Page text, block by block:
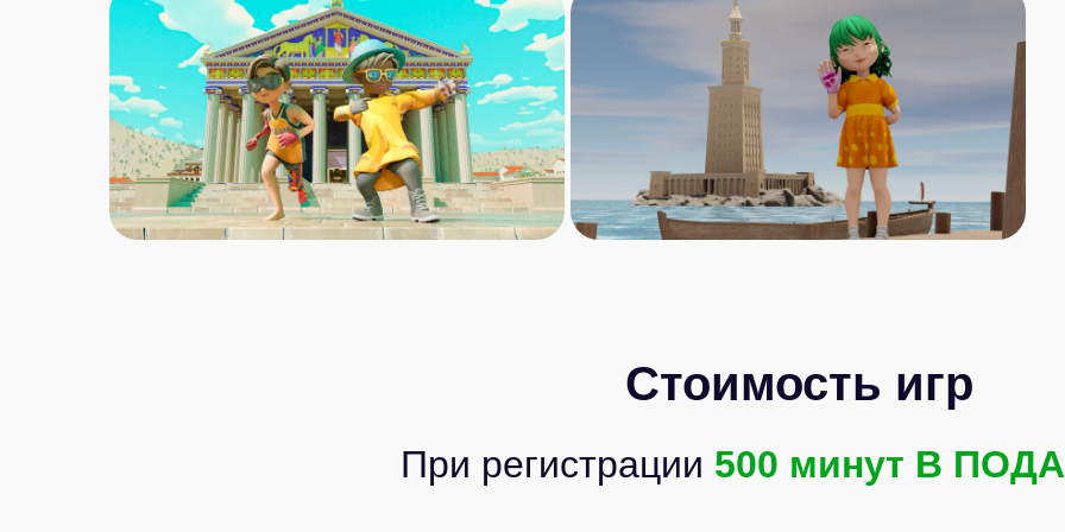
Стоимость игр
При регистрации 500 минут В